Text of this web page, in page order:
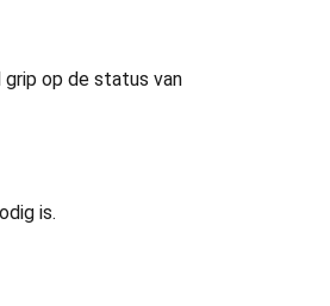
op de status van
is.